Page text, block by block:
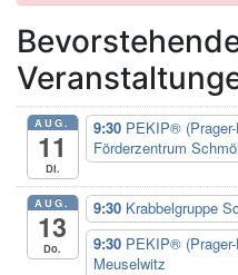
AUG.
11
Di.
9:30 PEKIP®
Förderzentrum
AUG.
13
Do.
9:30 Krabbelgruppe
9:30 PEKIP®
Meuselwitz